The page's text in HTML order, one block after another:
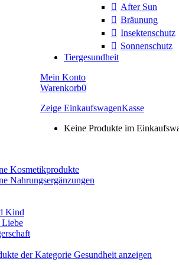
After Sun
Bräunung
Insektenschutz
Sonnenschutz
Tiergesundheit
Mein Konto
Warenkorb0
Zeige EinkaufswagenKasse
Keine Produkte im
Kosmetikprodukte
Nahrungsergänzungen
Kind
der Kategorie Gesundheit anzeigen